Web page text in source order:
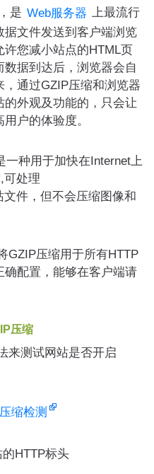
是 Web服务器 上最流行
文件发送到客户端浏览
您减小站点的HTML页
据到达后，浏览器会自
通过GZIP压缩和浏览器
外观及功能的，只会让
户的体验度。
种用于加快在Internet上
可处理
件，但不会压缩图像和
压缩用于所有HTTP
配置，能够在客户端请
压缩
测试网站是否开启
缩检测
HTTP标头